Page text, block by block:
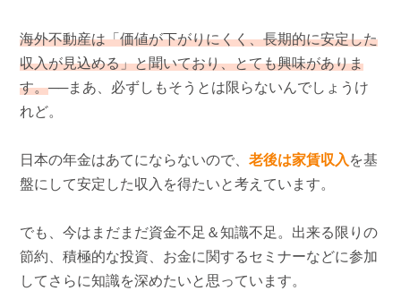
海外不動産は「価値が下がりにくく、長期的に安定した
収入が見込める」と聞いており、とても興味がありま
す。──まあ、必ずしもそうとは限らないんでしょうけ
れど。
日本の年金はあてにならないので、老後は家賃収入 を基
盤にして安定した収入を得たいと考えています。
でも、今はまだまだ資金不足＆知識不足。出来る限りの
節約、積極的な投資、お金に関するセミナーなどに参加
してさらに知識を深めたいと思っています。